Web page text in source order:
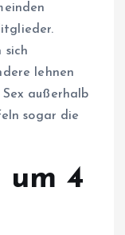
sich
lehnen
außerhalb
sogar die
um 4